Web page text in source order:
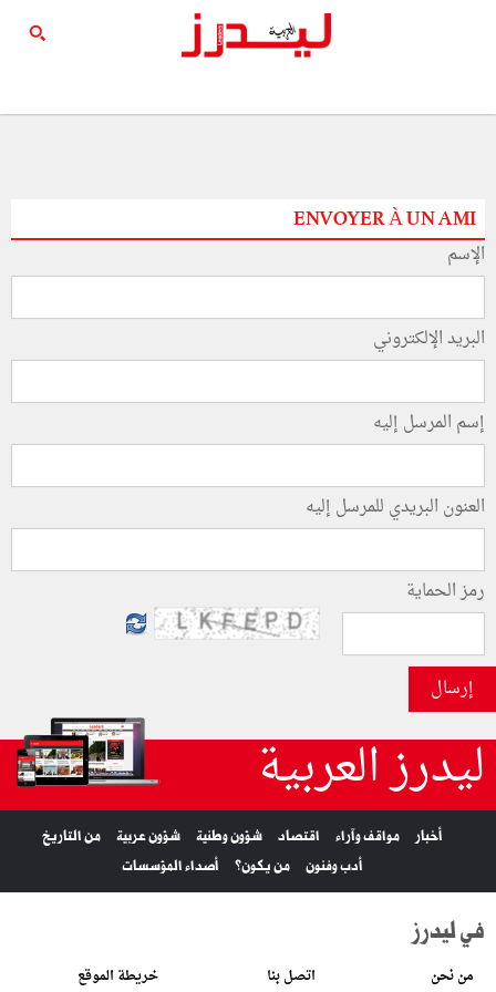
ENVOYER À UN AMI
الإسم
البريد الإلكتروني
إسم المرسل إليه
العنون البريدي للمرسل إليه
رمز الحماية
إرسال
ليدرز العربية
أخبار مواقف وآراء اقتصاد شؤون وطنية شؤون عربية
من التاريخ
أدب وفنون
من يكون؟ أصداء المؤسسات
في ليدرز
من نحن اتصل بنا خريطة الموقع